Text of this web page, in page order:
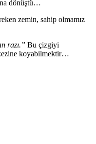
dönüştü…
zemin, sahip olmamız
razı.” Bu çizgiyi
koyabilmektir…